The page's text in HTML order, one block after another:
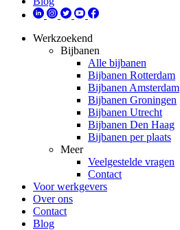
Werkzoekend
Bijbanen
Alle bijbanen
Bijbanen Rotterdam
Bijbanen Amsterdam
Bijbanen Groningen
Bijbanen Utrecht
Bijbanen Den Haag
Bijbanen per plaats
Meer
Veelgestelde vragen
Contact
Voor werkgevers
Over ons
Contact
Blog